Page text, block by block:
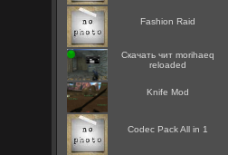
Fashion Raid
Скачать чит morihaeq
reloaded
Knife Mod
Codec Pack All in 1